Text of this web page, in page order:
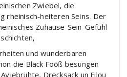
Zwiebel, die
rheinisch-heiteren Seins. Der
Zuhause-Sein-Gefühl
und wunderbaren
die Bläck Fööß besungen
Drecksack un Filou